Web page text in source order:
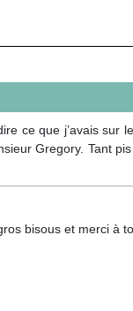
ce que j’avais
Gregory. Tant
bisous et merci à